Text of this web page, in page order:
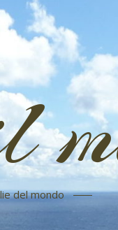
del mondo